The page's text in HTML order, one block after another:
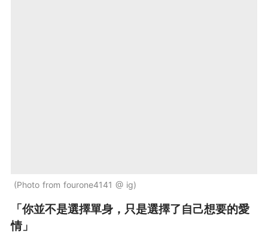
Photo from fourone4141 @ ig
「你並不是選擇單身，只是選擇了自己想要的愛
情」